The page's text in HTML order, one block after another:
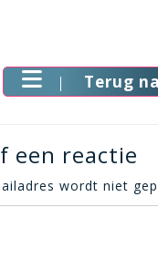
Terug
een reactie
wordt niet